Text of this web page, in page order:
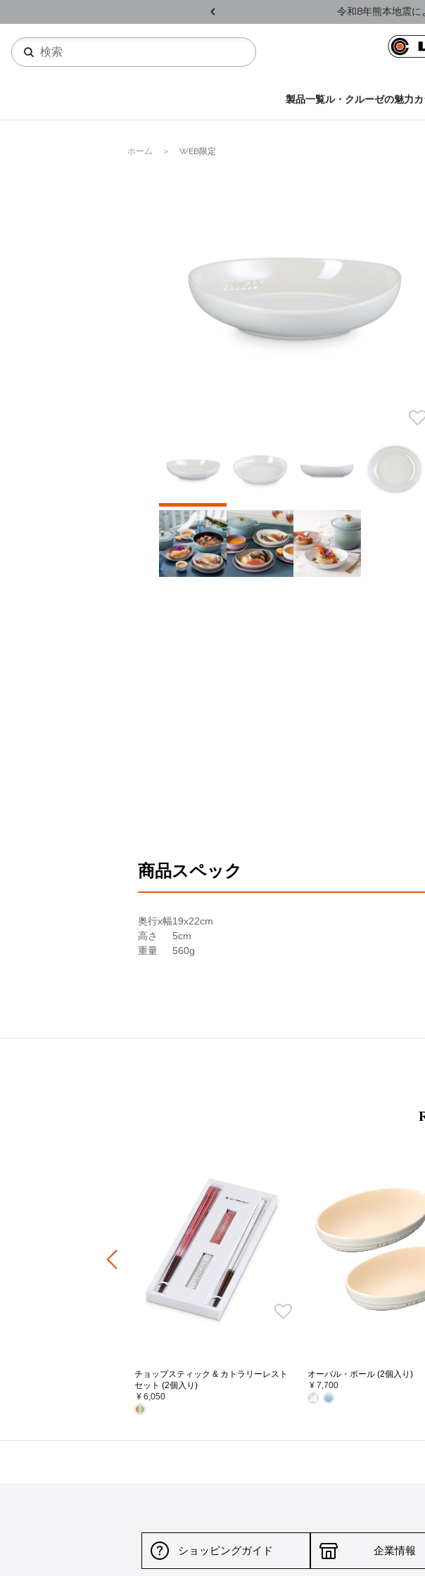
令和8年熊本地震
製品一覧ル・クルーゼの魅力
ホーム WEB限定
商品スペック
奥行x幅19x22cm
高さ
5cm
重量
560g
チョップスティック & カトラリーレスト
セット (2個入り)
¥ 6,050
オーバル・ボール (2個入り)
¥ 7,700
ショッピングガイド 企業情報